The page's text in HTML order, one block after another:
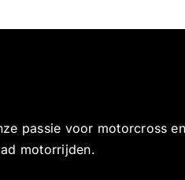
passie voor motorcross
motorrijden.